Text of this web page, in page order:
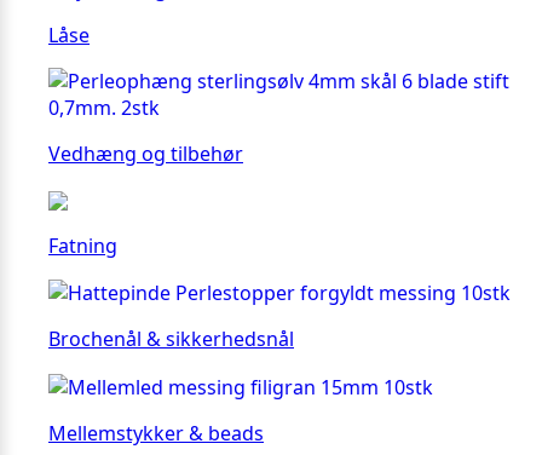
Låse
Vedhæng og tilbehør
Fatning
Brochenål & sikkerhedsnål
Mellemstykker & beads